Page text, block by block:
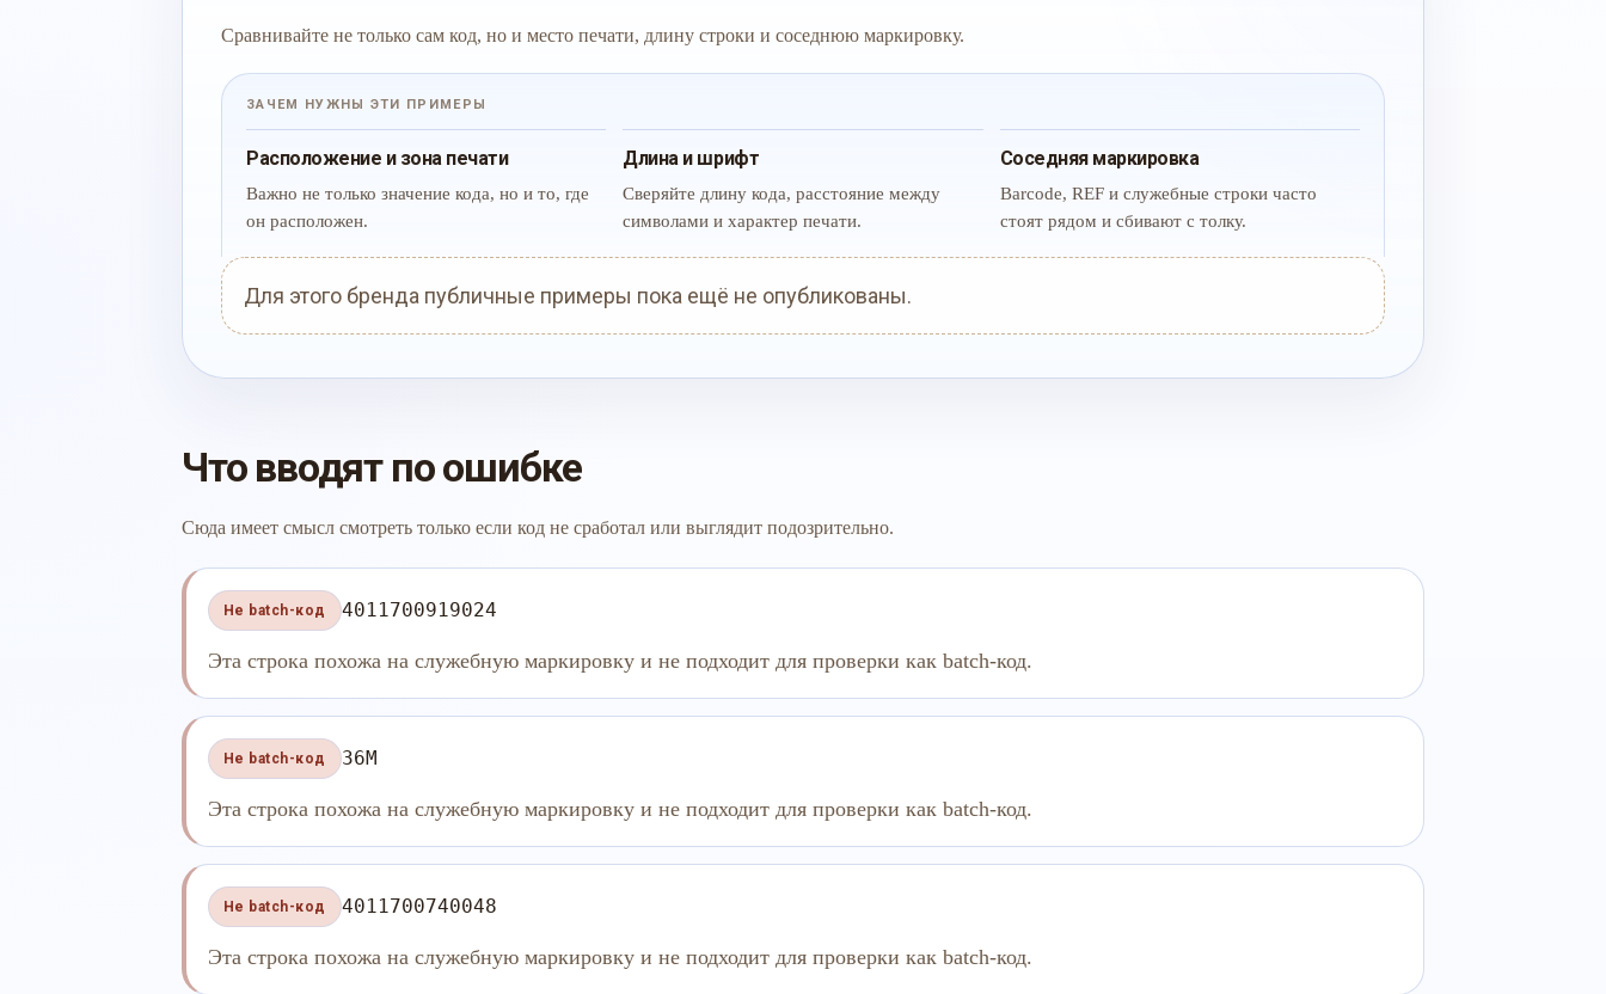
Сравнивайте не только сам код, но и место печати, длину строки и соседнюю маркировку.
ЗАЧЕМ НУЖНЫ ЭТИ ПРИМЕРЫ
Расположение и зона печати
Важно не только значение кода, но и то, где
он расположен.
Длина и шрифт
Сверяйте длину кода, расстояние между
символами и характер печати.
Соседняя маркировка
Barcode, REF и служебные строки часто
стоят рядом и сбивают с толку.
Для этого бренда публичные примеры пока ещё не опубликованы.
Что вводят по ошибке
Сюда имеет смысл смотреть только если код не сработал или выглядит подозрительно.
Не batch-код 4011700919024
Эта строка похожа на служебную маркировку и не подходит для проверки как batch-код.
Не batch-код 36M
Эта строка похожа на служебную маркировку и не подходит для проверки как batch-код.
Не batch-код 4011700740048
Эта строка похожа на служебную маркировку и не подходит для проверки как batch-код.